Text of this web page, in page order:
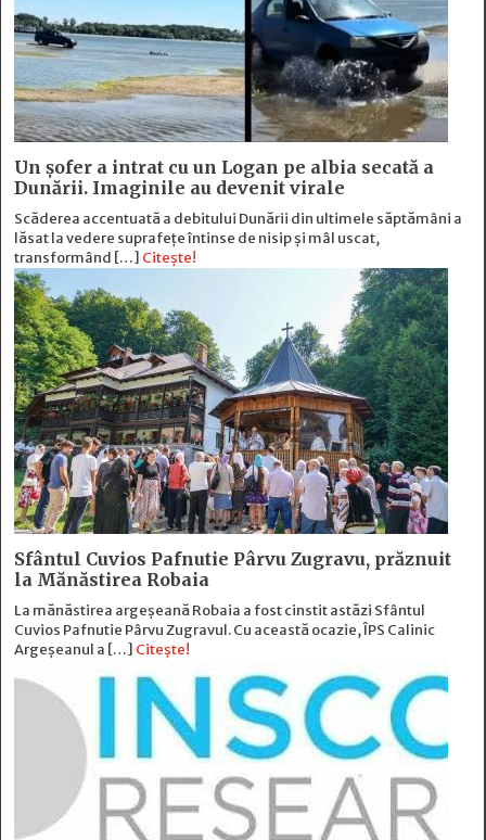
Un șofer a intrat cu un Logan pe albia secată a
Dunării. Imaginile au devenit virale
Scăderea accentuată a debitului Dunării din ultimele săptămâni a
lăsat la vedere suprafețe întinse de nisip și mâl uscat,
transformând […] Citește!
Sfântul Cuvios Pafnutie Pârvu Zugravu, prăznuit
la Mănăstirea Robaia
La mănăstirea argeșeană Robaia a fost cinstit astăzi Sfântul
Cuvios Pafnutie Pârvu Zugravul. Cu această ocazie, ÎPS Calinic
Argeșeanul a […] Citește!